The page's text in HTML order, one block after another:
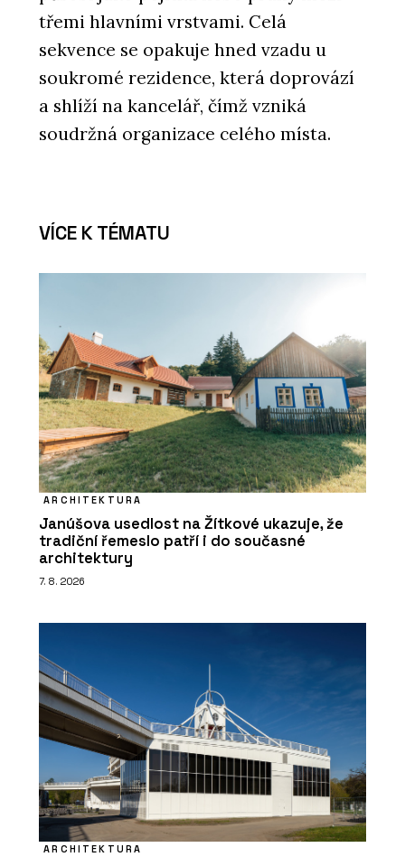
třemi hlavními vrstvami. Celá
sekvence se opakuje hned vzadu u
soukromé rezidence, která doprovází
a shlíží na kancelář, čímž vzniká
soudržná organizace celého místa.
VÍCE K TÉMATU
ARCHITEKTURA
Janúšova usedlost na Žítkové ukazuje, že
tradiční řemeslo patří i do současné
architektury
7. 8. 2026
ARCHITEKTURA